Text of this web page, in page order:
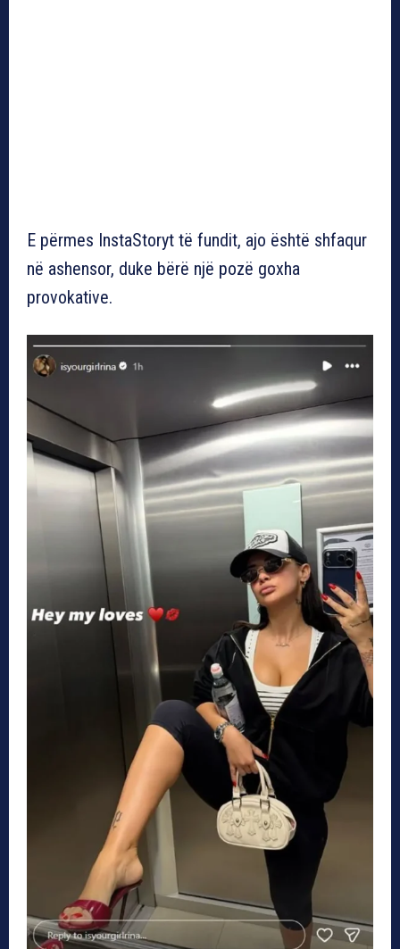
E përmes InstaStoryt të fundit, ajo është shfaqur
në ashensor, duke bërë një pozë goxha
provokative.